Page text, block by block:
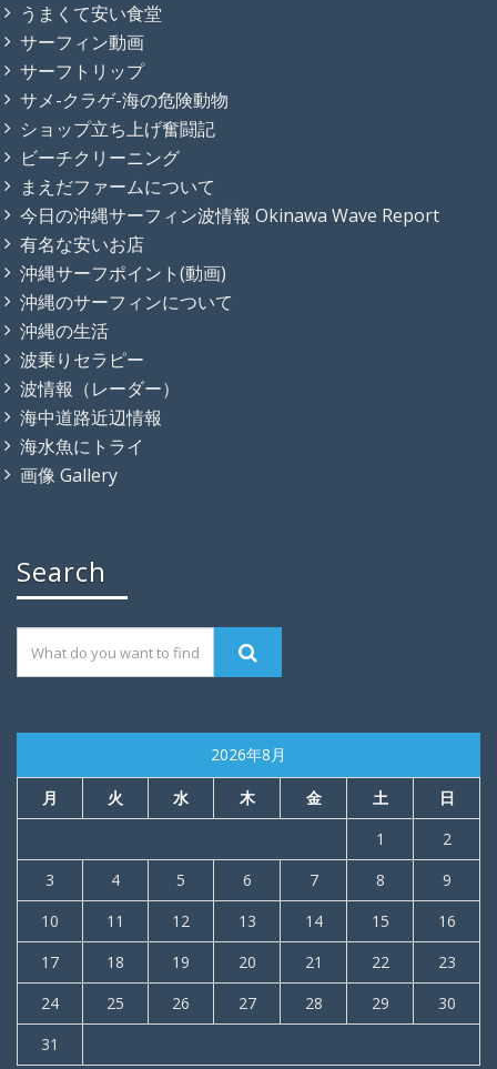
うまくて安い食堂
サーフィン動画
サーフトリップ
サメ-クラゲ-海の危険動物
ショップ立ち上げ奮闘記
ビーチクリーニング
まえだファームについて
今日の沖縄サーフィン波情報 Okinawa Wave Report
有名な安いお店
沖縄サーフポイント(動画)
沖縄のサーフィンについて
沖縄の生活
波乗りセラピー
波情報（レーダー）
海中道路近辺情報
海水魚にトライ
画像 Gallery
Search
2026年8月
月 火 水 木 金 土
日
1
2
3
4 5 6 7 8
9
10
11 12 13 14 15
16
17
18 19 20 21 22
23
24
25 26 27 28 29
30
31